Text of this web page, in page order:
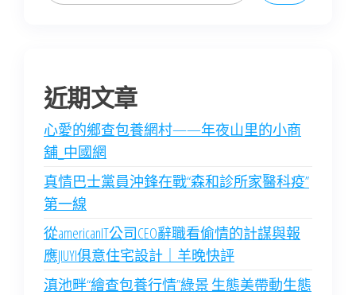
近期文章
心愛的鄉查包養網村——年夜山里的小商
舖_中國網
真情巴士黨員沖鋒在戰“森和診所家醫科疫”
第一線
從americanIT公司CEO辭職看偷情的計謀與報
應JIUYI俱意住宅設計｜羊晚快評
滇池畔“繪查包養行情”綠景 生態美帶動生態